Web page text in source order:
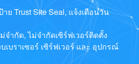
ย Trust Site Seal, แจ้งเตือนวัน
จำกัด, ไม่จำกัดเซิร์ฟเวอร์ติดตั้ง
เบราเซอร์ เซิร์ฟเวอร์ และ อุปกรณ์